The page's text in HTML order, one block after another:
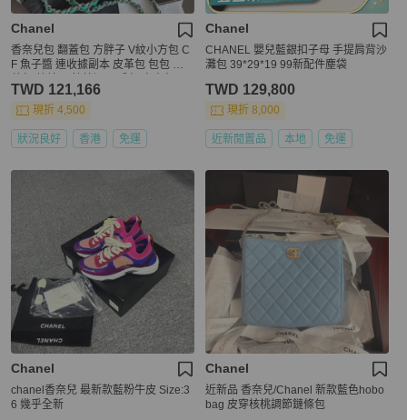
Chanel
香奈兒包 翻蓋包 方胖子 V紋小方包 C
F 魚子醬 連收據副本 皮革包 包包 皮
手 chanel tiffany blue /green caviar le
ather mini square chain crossbody b
TWD 121,166
現折 4,500
狀況良好 香港 免運
Chanel
CHANEL 嬰兒藍銀扣子母 手提肩背沙
灘包 39*29*19 99新配件塵袋
TWD 129,800
現折 8,000
近新閒置品 本地 免運
Chanel
chanel香奈兒 最新款藍粉牛皮 Size:3
6 幾乎全新
Chanel
近新品 香奈兒/Chanel 新款藍色hobo
bag 皮穿核桃調節鏈條包